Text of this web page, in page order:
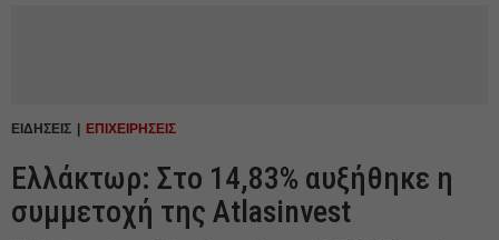
ΕΙΔΗΣΕΙΣ ΕΠΙΧΕΙΡΗΣΕΙΣ
Ελλάκτωρ: Στο 14,83% αυξήθηκε η
συμμετοχή της Atlasinvest